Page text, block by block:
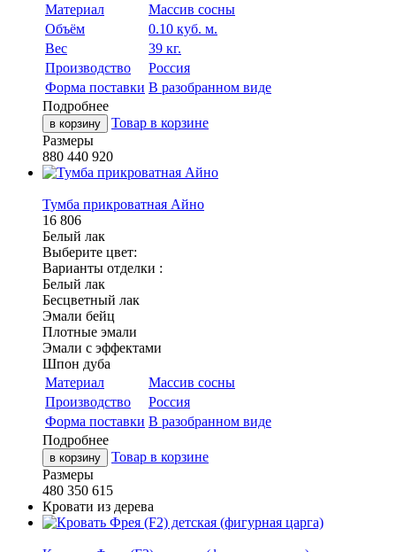
Материал
Массив сосны
Объём
0.10 куб. м.
Вес
39 кг.
Производство
Россия
Форма поставки В разобранном виде
Подробнее
в корзину
Товар в корзине
Размеры
880 440 920
Тумба прикроватная Айно
16 806
Белый лак
Выберите цвет:
Варианты отделки :
Белый лак
Бесцветный лак
Эмали бейц
Плотные эмали
Эмали с эффектами
Шпон дуба
Материал
Массив сосны
Производство
Россия
Форма поставки В разобранном виде
Подробнее
в корзину
Товар в корзине
Размеры
480 350 615
Кровати из дерева